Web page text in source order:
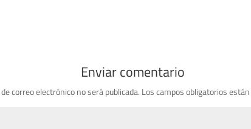
Enviar comentario
correo electrónico no será publicada. Los campos obligatorios